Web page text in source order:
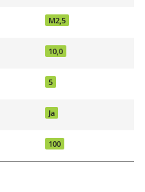
M2,5
10,0
5
Ja
100